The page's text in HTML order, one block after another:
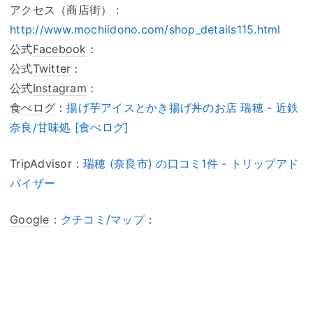
アクセス（商店街）：
http://www.mochiidono.com/shop_details115.html
公式Facebook ：
公式Twitter ：
公式Instagram ：
食べログ ：揚げ芋アイスとかき揚げ丼のお店 瑞穂 - 近鉄
奈良/甘味処 [食べログ]
TripAdvisor： 瑞穂 (奈良市) の口コミ1件 - トリップアド
バイザー
Google ： クチコミ/マップ：